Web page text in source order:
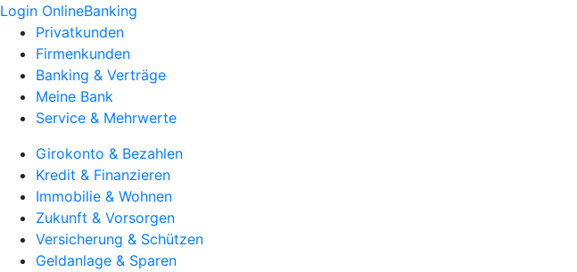
Login OnlineBanking
Privatkunden
Firmenkunden
Banking & Verträge
Meine Bank
Service & Mehrwerte
Girokonto & Bezahlen
Kredit & Finanzieren
Immobilie & Wohnen
Zukunft & Vorsorgen
Versicherung & Schützen
Geldanlage & Sparen